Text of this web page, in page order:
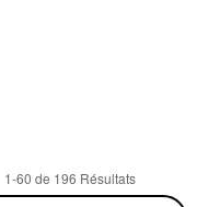
1-60 de 196 Résultats